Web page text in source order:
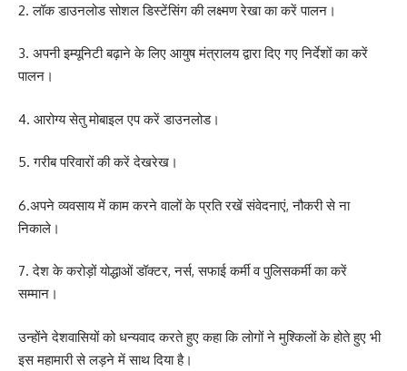
2. लॉक डाउनलोड सोशल डिस्टेंसिंग की लक्ष्मण रेखा का करें पालन।
3. अपनी इम्यूनिटी बढ़ाने के लिए आयुष मंत्रालय द्वारा दिए गए निर्देशों का करें
पालन।
4. आरोग्य सेतु मोबाइल एप करें डाउनलोड।
5. गरीब परिवारों की करें देखरेख।
6.अपने व्यवसाय में काम करने वालों के प्रति रखें संवेदनाएं, नौकरी से ना
निकाले।
7. देश के करोड़ों योद्धाओं डॉक्टर, नर्स, सफाई कर्मी व पुलिसकर्मी का करें
सम्मान।
उन्होंने देशवासियों को धन्यवाद करते हुए कहा कि लोगों ने मुश्किलों के होते हुए भी
इस महामारी से लड़ने में साथ दिया है।